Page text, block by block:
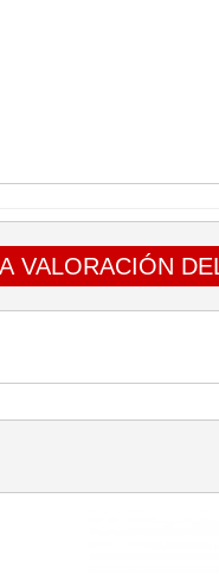
VALORACIÓN